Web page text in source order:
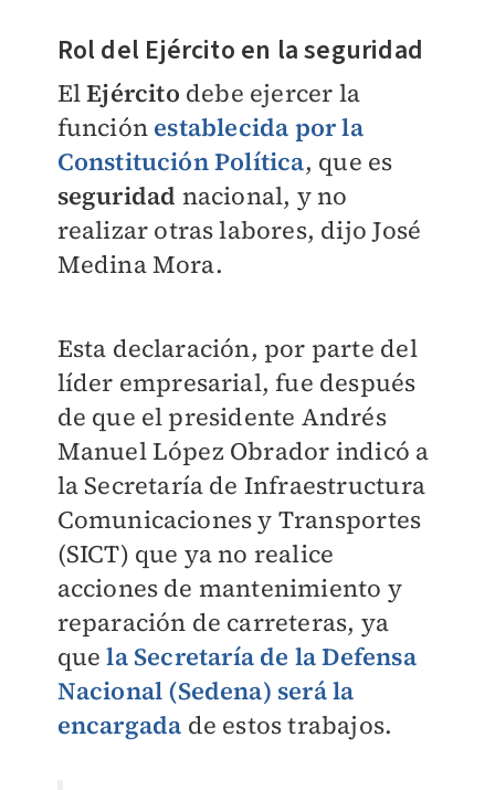
Rol del Ejército en laseguridad
ElEjército debe ejercer la
función establecida por la
Constitución Política, que es
seguridad nacional, y no
realizar otras labores, dijo José
Medina Mora.
Esta declaración, por parte del
líder empresarial, fue después
de que el presidente Andrés
Manuel López Obrador indicó a
la Secretaría de Infraestructura
Comunicaciones y Transportes
(SICT) que ya no realice
acciones de mantenimiento y
reparación de carreteras, ya
quela Secretaría de la Defensa
Nacional (Sedena) será la
encargada de estos trabajos.